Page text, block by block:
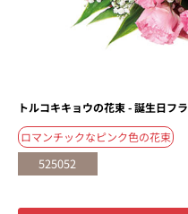
トルコキキョウの花束 - 誕生日フ
ロマンチックなピンク色の花束
525052